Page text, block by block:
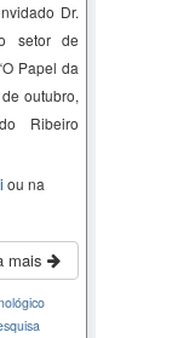
Dr.
setor de
O Papel da
outubro,
Ribeiro
ou na
mais